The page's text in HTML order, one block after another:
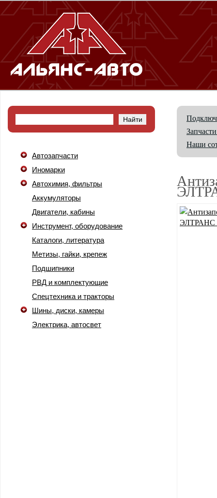
Автозапчасти
Иномарки
Автохимия, фильтры
Аккумуляторы
Двигатели, кабины
Инструмент, оборудование
Каталоги, литература
Метизы, гайки, крепеж
Подшипники
РВД и комплектующие
Спецтехника и тракторы
Шины, диски, камеры
Электрика, автосвет
Наши